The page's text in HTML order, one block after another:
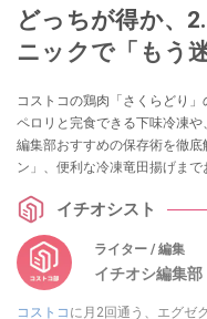
どっちが得か、
ニックで「もう
コストコの鶏肉「さくらどり
ペロリと完食できる下味冷凍や
編集部おすすめの保存術を徹
ン」、便利な冷凍竜田揚げま
イチオシスト
ライター / 編集
イチオシ編集部
コストコ に月2回通う、エグゼ